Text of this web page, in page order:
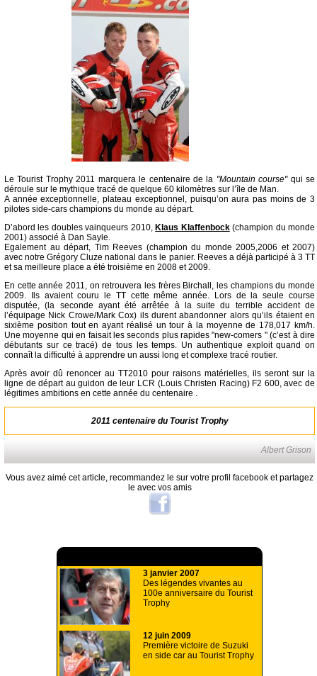
Le Tourist Trophy 2011 marquera le centenaire de la "Mountain course" qui se
déroule sur le mythique tracé de quelque 60 kilomètres sur l’île de Man.
A année exceptionnelle, plateau exceptionnel, puisqu’on aura pas moins de 3
pilotes side-cars champions du monde au départ.
D’abord les doubles vainqueurs 2010, Klaus Klaffenbock(champion du monde
2001) associé à Dan Sayle.
Egalement au départ, Tim Reeves (champion du monde 2005,2006 et 2007)
avec notre Grégory Cluze national dans le panier. Reeves a déjà participé à 3 TT
et sa meilleure place a été troisième en 2008 et 2009.
En cette année 2011, on retrouvera les frères Birchall, les champions du monde
2009. Ils avaient couru le TT cette même année. Lors de la seule course
disputée, (la seconde ayant été arrêtée à la suite du terrible accident de
l’équipage Nick Crowe/Mark Cox) ils durent abandonner alors qu’ils étaient en
sixième position tout en ayant réalisé un tour à la moyenne de 178,017 km/h.
Une moyenne qui en faisait les seconds plus rapides "new-comers " (c’est à dire
débutants sur ce tracé) de tous les temps. Un authentique exploit quand on
connaît la difficulté à apprendre un aussi long et complexe tracé routier.
Après avoir dû renoncer au TT2010 pour raisons matérielles, ils seront sur la
ligne de départ au guidon de leur LCR (Louis Christen Racing) F2 600, avec de
légitimes ambitions en cette année du centenaire .
2011 centenaire du Tourist Trophy
Albert Grison
Vous avez aimé cet article, recommandez le sur votre profil facebook et partagez
le avec vos amis
3 janvier 2007
Des légendes vivantes au
100e anniversaire du Tourist
Trophy
12 juin 2009
Première victoire de Suzuki
en side car au Tourist Trophy